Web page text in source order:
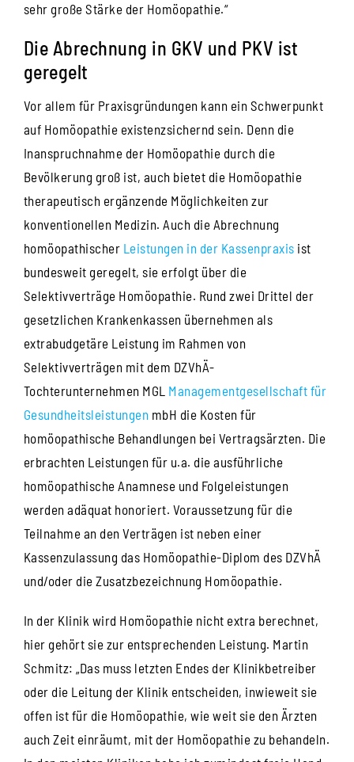
sehr große Stärke der Homöopathie.“
Die Abrechnung in GKV und PKV ist
geregelt
Vor allem für Praxisgründungen kann ein Schwerpunkt
auf Homöopathie existenzsichernd sein. Denn die
Inanspruchnahme der Homöopathie durch die
Bevölkerung groß ist, auch bietet die Homöopathie
therapeutisch ergänzende Möglichkeiten zur
konventionellen Medizin. Auch die Abrechnung
homöopathischer Leistungen in der Kassenpraxis ist
bundesweit geregelt, sie erfolgt über die
Selektivverträge Homöopathie. Rund zwei Drittel der
gesetzlichen Krankenkassen übernehmen als
extrabudgetäre Leistung im Rahmen von
Selektivverträgen mit dem DZVhÄ-
Tochterunternehmen MGL Managementgesellschaft für
Gesundheitsleistungen mbH die Kosten für
homöopathische Behandlungen bei Vertragsärzten. Die
erbrachten Leistungen für u.a. die ausführliche
homöopathische Anamnese und Folgeleistungen
werden adäquat honoriert. Voraussetzung für die
Teilnahme an den Verträgen ist neben einer
Kassenzulassung das Homöopathie-Diplom des DZVhÄ
und/oder die Zusatzbezeichnung Homöopathie.
In der Klinik wird Homöopathie nicht extra berechnet,
hier gehört sie zur entsprechenden Leistung. Martin
Schmitz: „Das muss letzten Endes der Klinikbetreiber
oder die Leitung der Klinik entscheiden, inwieweit sie
offen ist für die Homöopathie, wie weit sie den Ärzten
auch Zeit einräumt, mit der Homöopathie zu behandeln.